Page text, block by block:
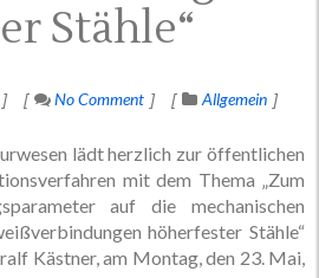
Stähle“
No Comment Allgemein
lädt herzlich zur öffentlichen
mit dem Thema „Zum
auf die mechanischen
höherfester Stähle“
Kästner, am Montag, den 23. Mai,